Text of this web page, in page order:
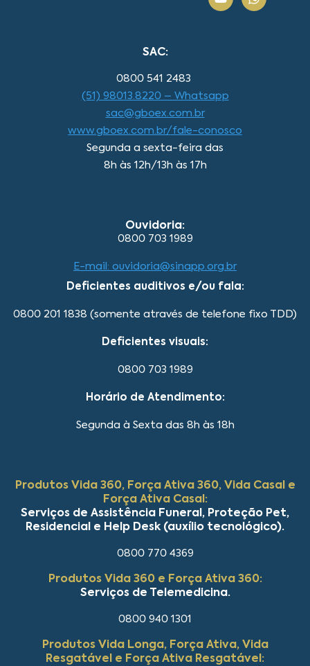
SAC:
0800 541 2483
(51) 98013.8220 – Whatsapp
sac@gboex.com.br
www.gboex.com.br/fale-conosco
Segunda a sexta-feira das
8h às 12h/13h às 17h
Ouvidoria:
0800 703 1989
E-mail: ouvidoria@sinapp.org.br
Deficientes auditivos e/ou fala:
0800 201 1838 (somente através de telefone fixo TDD)
Deficientes visuais:
0800 703 1989
Horário de Atendimento:
Segunda à Sexta das 8h às 18h
Produtos Vida 360, Força Ativa 360, Vida Casal e
Força Ativa Casal:
Serviços de Assistência Funeral, Proteção Pet,
Residencial e Help Desk (auxílio tecnológico).
0800 770 4369
Produtos Vida 360 e Força Ativa 360:
Serviços de Telemedicina.
0800 940 1301
Produtos Vida Longa, Força Ativa, Vida
Resgatável e Força Ativa Resgatável: